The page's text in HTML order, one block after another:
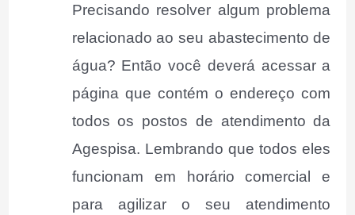
Precisando resolver algum problema
relacionado ao seu abastecimento de
água? Então você deverá acessar a
página que contém o endereço com
todos os postos de atendimento da
Agespisa. Lembrando que todos eles
funcionam em horário comercial e
para agilizar o seu atendimento